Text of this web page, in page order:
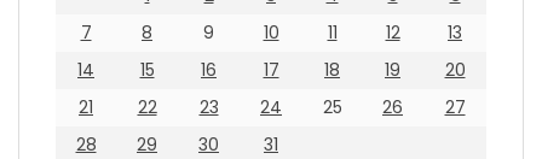
7
8 9 10 11 12
13
14
15 16 17 18 19
20
21
22 23 24 25 26
27
28
29 30
31